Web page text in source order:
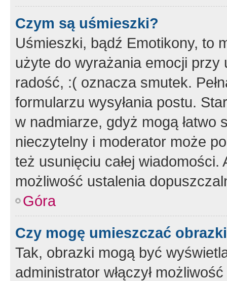
Czym są uśmieszki?
Uśmieszki, bądź Emotikony, to
użyte do wyrażania emocji
radość, :( oznacza smutek.
formularzu wysyłania postu.
w nadmiarze, gdyż mogą
nieczytelny i moderator może
też usunięciu całej
możliwość ustalenia
Góra
Czy mogę umieszczać
Tak, obrazki mogą być
administrator włączył